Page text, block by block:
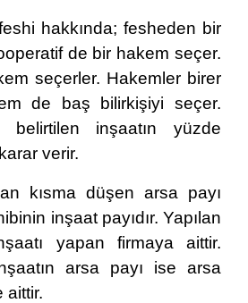
hakkında; fesheden bir
de bir hakem seçer.
seçerler. Hakemler birer
de baş bilirkişiyi seçer.
belirtilen inşaatın yüzde
verir.
kısma düşen arsa payı
inşaat payıdır. Yapılan
yapan firmaya aittir.
arsa payı ise arsa
aittir.